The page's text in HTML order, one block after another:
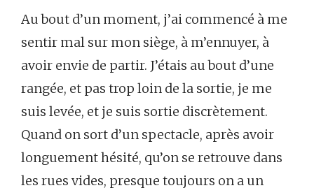
Au bout d’un moment, j’ai commencé à me
sentir mal sur mon siège, à m’ennuyer, à
avoir envie de partir. J’étais au bout d’une
rangée, et pas trop loin de la sortie, je me
suis levée, et je suis sortie discrètement.
Quand on sort d’un spectacle, après avoir
longuement hésité, qu’on se retrouve dans
les rues vides, presque toujours on a un